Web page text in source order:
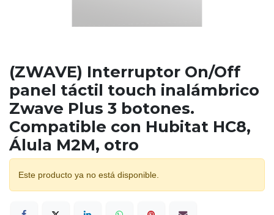
(ZWAVE) Interruptor On/Off
panel táctil touch inalámbrico
Zwave Plus 3 botones.
Compatible con Hubitat HC8,
Álula M2M, otro
Este producto ya no está disponible.